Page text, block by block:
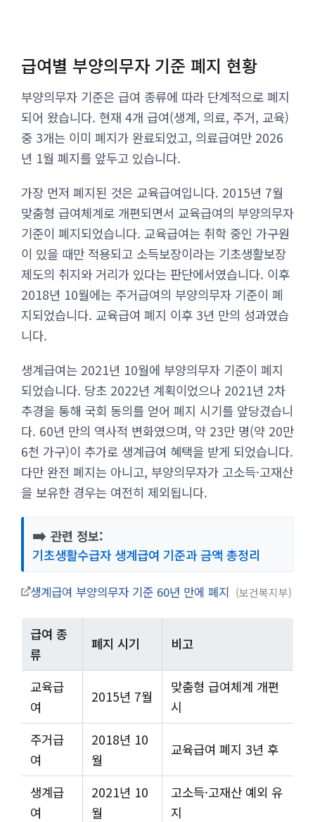
급여별 부양의무자 기준 폐지 현황
부양의무자 기준은 급여 종류에 따라 단계적으로 폐지
되어 왔습니다. 현재 4개 급여(생계, 의료, 주거, 교육)
중 3개는 이미 폐지가 완료되었고, 의료급여만 2026
년 1월 폐지를 앞두고 있습니다.
가장 먼저 폐지된 것은 교육급여입니다. 2015년 7월
맞춤형 급여체계로 개편되면서 교육급여의 부양의무자
기준이 폐지되었습니다. 교육급여는 취학 중인 가구원
이 있을 때만 적용되고 소득보장이라는 기초생활보장
제도의 취지와 거리가 있다는 판단에서였습니다. 이후
2018년 10월에는 주거급여의 부양의무자 기준이 폐
지되었습니다. 교육급여 폐지 이후 3년 만의 성과였습
니다.
생계급여는 2021년 10월에 부양의무자 기준이 폐지
되었습니다. 당초 2022년 계획이었으나 2021년 2차
추경을 통해 국회 동의를 얻어 폐지 시기를 앞당겼습니
다. 60년 만의 역사적 변화였으며, 약 23만 명(약 20만
6천 가구)이 추가로 생계급여 혜택을 받게 되었습니다.
다만 완전 폐지는 아니고, 부양의무자가 고소득·고재산
을 보유한 경우는 여전히 제외됩니다.
➡️ 관련 정보:
기초생활수급자 생계급여 기준과 금액 총정리
생계급여 부양의무자 기준 60년 만에 폐지 보건복지부
급여 종
류
폐지 시기 비고
교육급
여
2015년 7월
맞춤형 급여체계 개편
시
주거급
여
2018년 10
월
교육급여 폐지 3년 후
생계급
여
2021년 10
월
고소득·고재산 예외 유
지